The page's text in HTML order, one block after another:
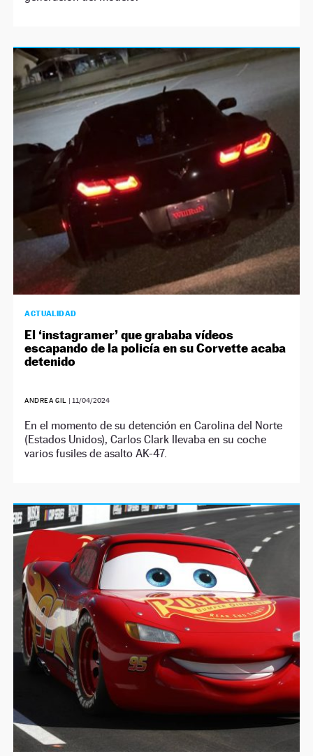
ACTUALIDAD
El ‘instagramer’ que grababa vídeos
escapando de la policía en su Corvette acaba
detenido
ANDREA GIL | 11/04/2024
En el momento de su detención en Carolina del Norte
(Estados Unidos), Carlos Clark llevaba en su coche
varios fusiles de asalto AK-47.